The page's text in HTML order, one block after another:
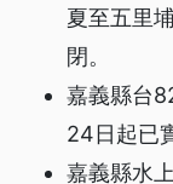
夏至五里
閉。
嘉義縣台
24日起已
嘉義縣水